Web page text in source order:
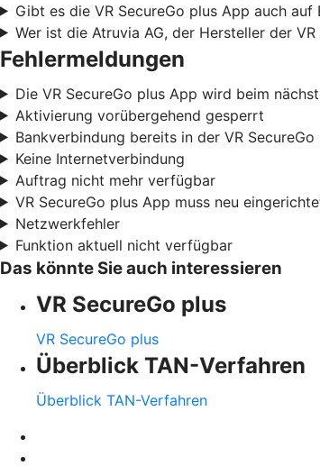
Gibt es die VR SecureGo plus App auch auf
Wer ist die Atruvia AG, der Hersteller der
Fehlermeldungen
Die VR SecureGo plus App wird beim
Aktivierung vorübergehend gesperrt
Bankverbindung bereits in der VR
Keine Internetverbindung
Auftrag nicht mehr verfügbar
VR SecureGo plus App muss neu
Netzwerkfehler
Funktion aktuell nicht verfügbar
Das könnte Sie auch interessieren
VR SecureGo plus
VR SecureGo plus
Überblick TAN-Verfahren
Überblick TAN-Verfahren